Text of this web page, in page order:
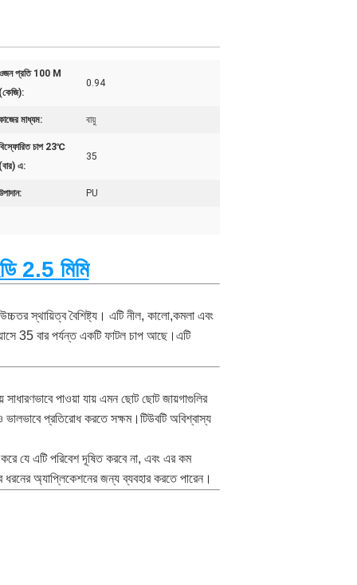
প্রতি 100 M
(কেজি):
0.94
মাধ্যম: বায়ু
চাপ 23℃
(বার) এ:
35
PU
2.5 মিমি
স্থায়িত্ব বৈশিষ্ট্য। এটি নীল, কালো,কমলা এবং
35 বার পর্যন্ত একটি ফাটল চাপ আছে।এটি
সাধারণভাবে পাওয়া যায় এমন ছোট ছোট জায়গাগুলির
ভালভাবে প্রতিরোধ করতে সক্ষম।টিউবটি অবিশ্বাস্য
যে এটি পরিবেশ দূষিত করবে না, এবং এর কম
ধরনের অ্যাপ্লিকেশনের জন্য ব্যবহার করতে পারেন।